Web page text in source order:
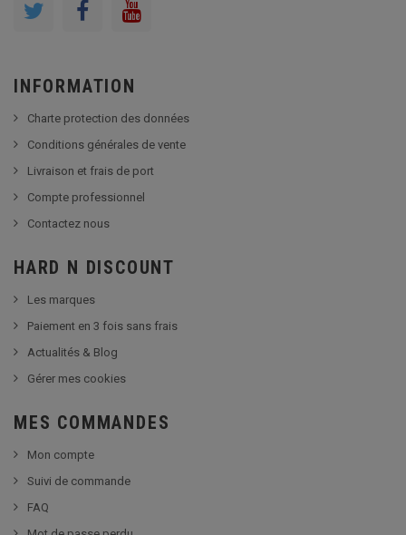
INFORMATION
Charte protection des données
Conditions générales de vente
Livraison et frais de port
Compte professionnel
Contactez nous
HARD N DISCOUNT
Les marques
Paiement en 3 fois sans frais
Actualités & Blog
Gérer mes cookies
MES COMMANDES
Mon compte
Suivi de commande
FAQ